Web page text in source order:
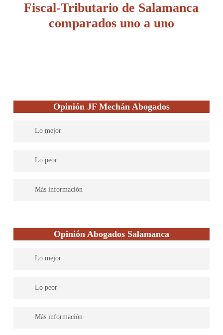
Fiscal-Tributario de Salamanca
comparados uno a uno
Opinión JF Mechán Abogados
Lo mejor
autónomos. Acostumbrado a la discreción. Ofrece facilidades de
uno. Puedes ponerte en contacto con él a través de la web para
Lo peor
Más información
Opinión Abogados Salamanca
Lo mejor
con el Derecho fiscal, otra de sus especializaciones.
Lo peor
Más información